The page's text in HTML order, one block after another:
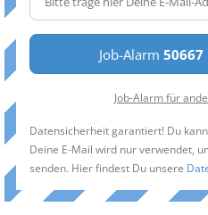
Job-Alarm 50667
Job-Alarm für
Datensicherheit garantiert! Du
Deine E-Mail wird nur verwendet,
senden. Hier findest Du unsere